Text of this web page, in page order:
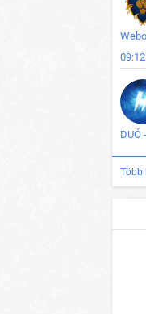
09:12
DUÓ
Több